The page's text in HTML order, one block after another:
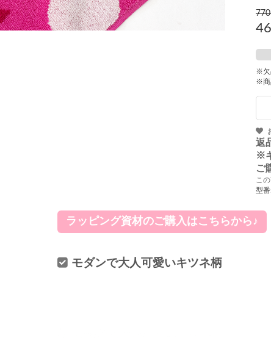
※欠
※商
返
※
ご
こ
型
ラッピング資材のご購入はこちらから♪
モダンで大人可愛いキツネ柄